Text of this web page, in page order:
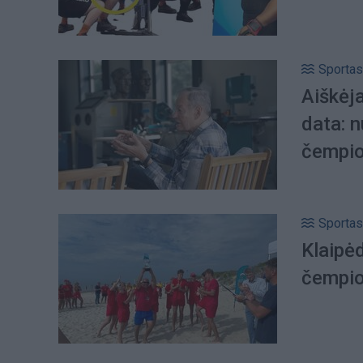
Sportas
data:
Sportas